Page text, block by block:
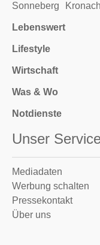
Sonneberg
Kronach
Lebenswert
Lifestyle
Wirtschaft
Was & Wo
Notdienste
Unser
Mediadaten
Werbung schalten
Pressekontakt
Über uns